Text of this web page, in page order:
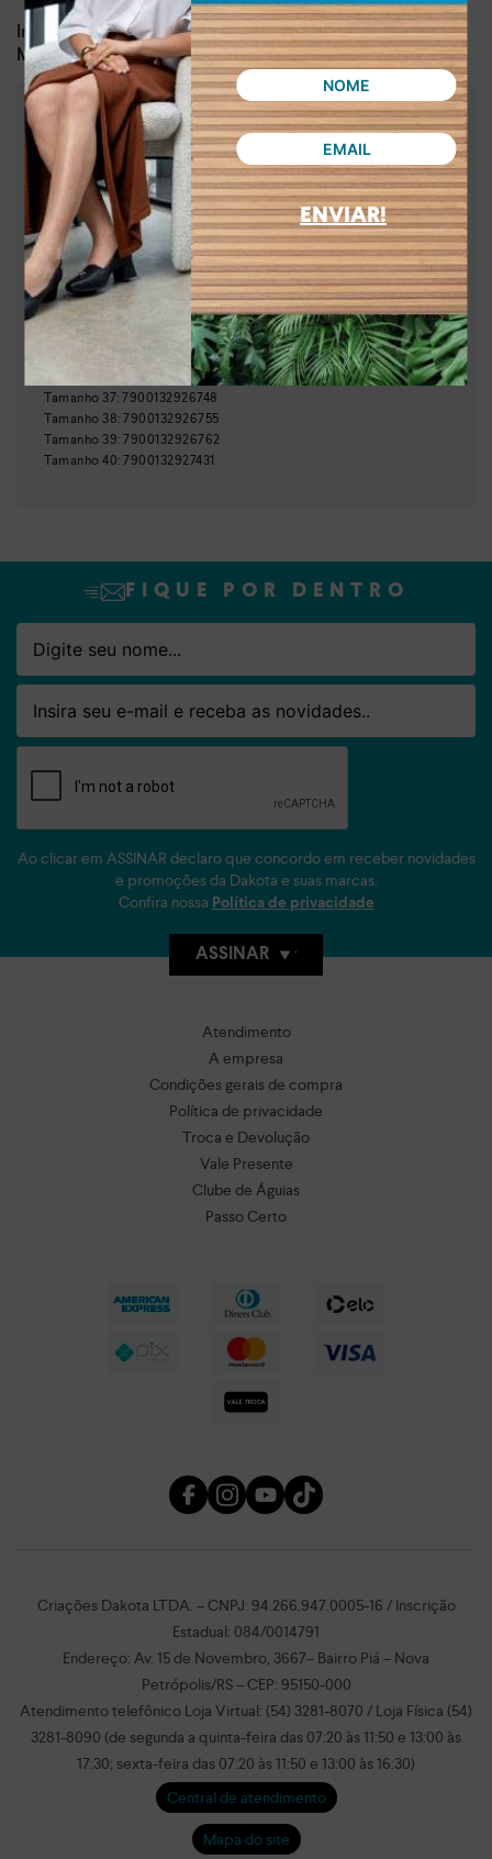
Nome
Email
ENVIAR!
Indicado para:Dia a dia, lazer
Material:Sintético
Altura da sola: 3,35 cm
Cor Multicolor
Referência : D0191-00001
País de origem:Brasil
Indústria Brasileira
NCM:64021900
GTIN:
Tamanho
7900132927424
Tamanho
7900132926724
7900132754365
7900132926731
Tamanho 37:7900132926748
Tamanho 38:7900132926755
Tamanho 39:7900132926762
Tamanho40:7900132927431
FIQUE POR DENTRO
Nome
Email
Ao clicar em ASSINAR declaro que concordo em receber novidades
e promoções da Dakota e suas marcas.
Confira nossa Política de privacidade
ASSINAR
Atendimento
A empresa
Condições gerais de compra
Política de privacidade
Troca e Devolução
Vale Presente
Clube de Águias
Passo Certo
Criações Dakota LTDA. – CNPJ: 94.266.947.0005-16 / Inscrição
Estadual: 084/0014791
Endereço: Av. 15 de Novembro, 3667– Bairro Piá – Nova
Petrópolis/RS – CEP: 95150-000
Atendimento telefônico Loja Virtual: (54) 3281-8070 / Loja Física (54)
3281-8090 (de segunda a quinta-feira das 07:20 às 11:50 e 13:00 às
17:30; sexta-feira das 07:20 às 11:50 e 13:00 às 16:30)
Central de atendimento
Mapa do site